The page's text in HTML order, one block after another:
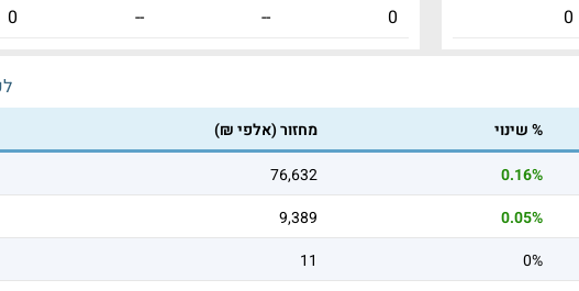
0
0
--
--
0
% שינוי
מחזור (אלפי ₪)
0.16%
76,632
0.05%
9,389
0%
11